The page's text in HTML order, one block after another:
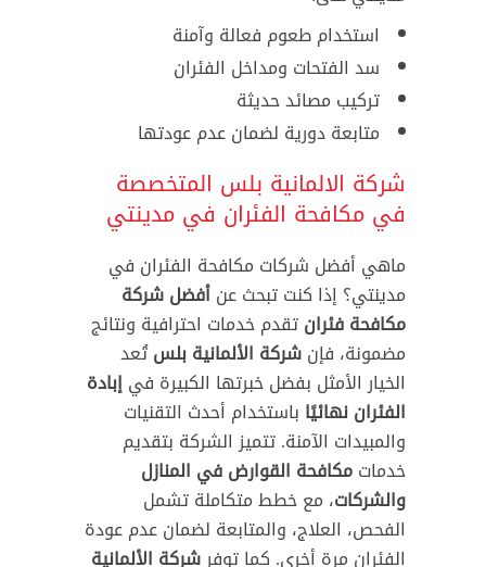
استخدام طعوم فعالة وآمنة
سد الفتحات ومداخل الفئران
تركيب مصائد حديثة
متابعة دورية لضمان عدم عودتها
شركة الالمانية بلس المتخصصة
في مكافحة الفئران في مدينتي
ماهي أفضل شركات مكافحة الفئران في
مدينتي؟ إذا كنت تبحث عنأفضل شركة
مكافحة فئرانتقدم خدمات احترافية ونتائج
مضمونة، فإنشركة الألمانية بلستُعد
الخيار الأمثل بفضل خبرتها الكبيرة فيإبادة
الفئران نهائيًا باستخدام أحدث التقنيات
والمبيدات الآمنة. تتميز الشركة بتقديم
خدماتمكافحة القوارض في المنازل
والشركات، مع خطط متكاملة تشمل
الفحص، العلاج، والمتابعة لضمان عدم عودة
الفئران مرة أخرى. كما توفر شركة الألمانية